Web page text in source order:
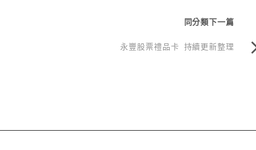
同分類下一篇
永豐股票禮品卡 持續更新整理